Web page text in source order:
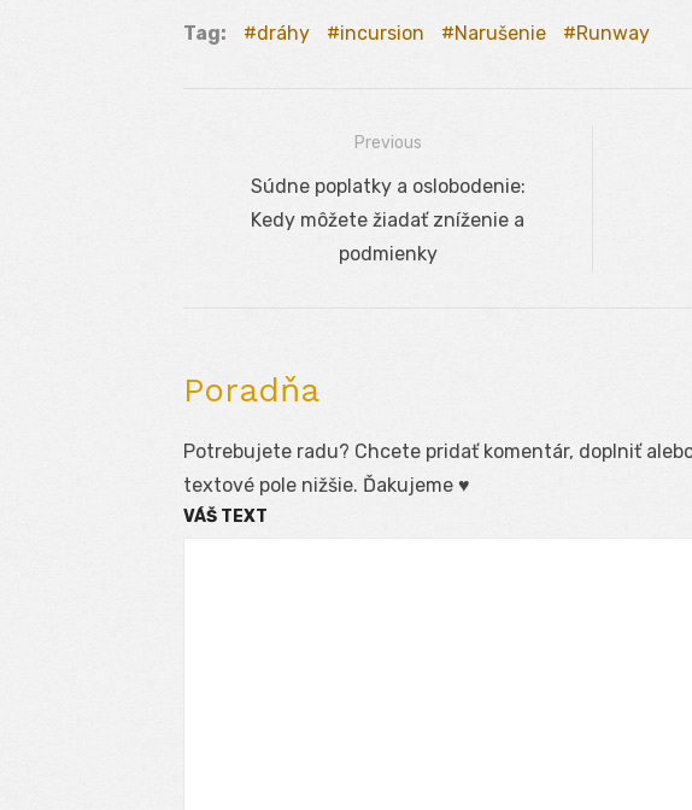
Tag: dráhy incursion Narušenie Runway
Navigácia
Previous
Previous
post:
Súdne poplatky a oslobodenie:
Kedy môžete žiadať zníženie a
podmienky
Poradňa
Potrebujete radu? Chcete pridať komentár, doplniť
textové pole nižšie. Ďakujeme ♥
VÁŠ TEXT